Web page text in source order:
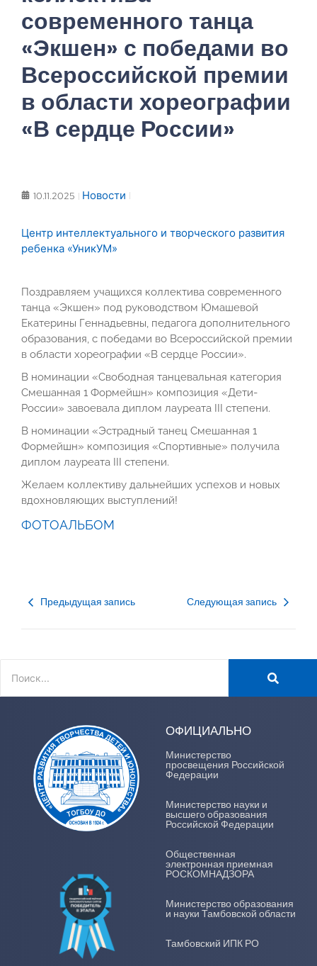
современного танца
«Экшен» с победами во
Всероссийской премии
в области хореографии
«В сердце России»
10.11.2025 Новости
Центр интеллектуального и творческого развития
ребенка «УникУМ»
Поздравляем учащихся коллектива современного
танца «Экшен» под руководством Юмашевой
Екатерины Геннадьевны, педагога дополнительного
образования, с победами во Всероссийской премии
в области хореографии «В сердце России».
В номинации «Свободная танцевальная категория
Смешанная 1 Формейшн» композиция «Дети-
России» завоевала диплом лауреата III степени.
В номинации «Эстрадный танец Смешанная 1
Формейшн» композиция «Спортивные» получила
диплом лауреата III степени.
Желаем коллективу дальнейших успехов и новых
вдохновляющих выступлений!
ФОТОАЛЬБОМ
Предыдущая запись Следующая запись
ОФИЦИАЛЬНО
Министерство
просвещения Российской
Федерации
Министерство науки и
высшего образования
Российской Федерации
Общественная
электронная приемная
РОСКОМНАДЗОРА
Министерство образования
и науки Тамбовской области
Тамбовский ИПК РО